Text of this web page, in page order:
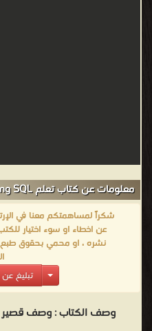
معلومات عن كتاب تعلم Learning SQL:
شكراً لمساهمتكم معنا في
عن اخطاء او سوء اختيار
نشره ، او محمي بحقوق طبع
تبليغ
وصف الكتاب :وصف قصير